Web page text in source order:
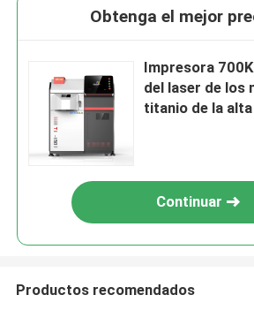
Obtenga el mejor
Impresora
del laser de los
titanio de la
Continuar
Productos recomendados